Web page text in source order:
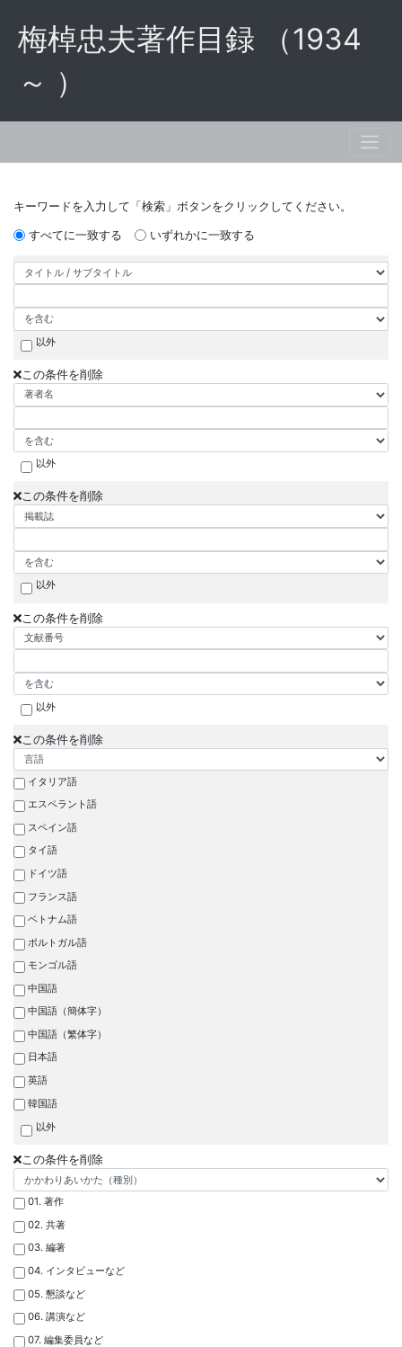
梅棹忠夫著作目録 （1934
～ ）
キーワードを入力して「検索」ボタンをクリックしてください。
すべてに一致する
いずれかに一致する
以外
この条件を削除
以外
この条件を削除
以外
この条件を削除
以外
この条件を削除
イタリア語
エスペラント語
スペイン語
タイ語
ドイツ語
フランス語
ベトナム語
ポルトガル語
モンゴル語
中国語
中国語（簡体字）
中国語（繁体字）
日本語
英語
韓国語
以外
この条件を削除
01. 著作
02. 共著
03. 編著
04. インタビューなど
05. 懇談など
06. 講演など
07. 編集委員など